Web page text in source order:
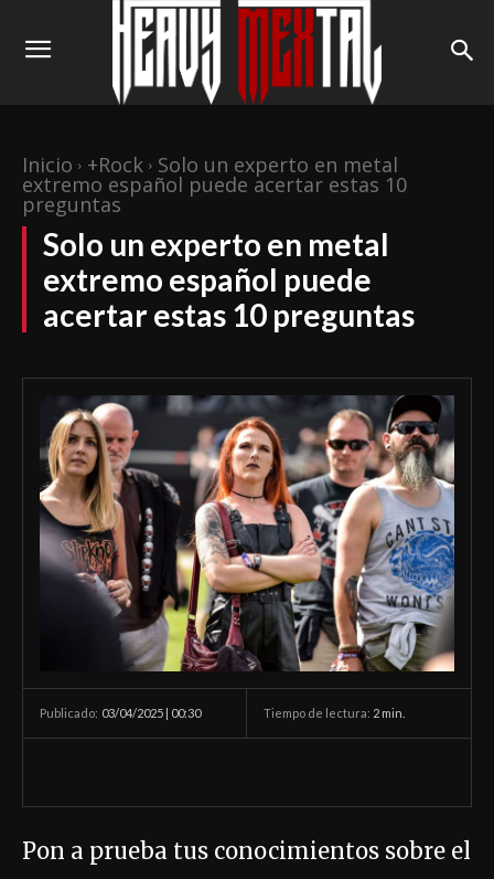
Inicio +Rock Solo un experto en metal
extremo español puede acertar estas 10
preguntas
Solo un experto en metal
extremo español puede
acertar estas 10 preguntas
Publicado: 03/04/2025 | 00:30 Tiempo de lectura: 2 min.
Pon a prueba tus conocimientos sobre el